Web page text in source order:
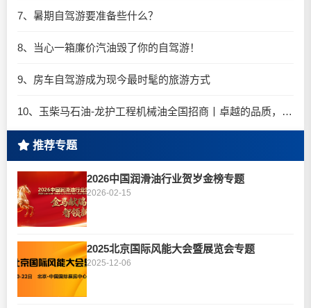
7、暑期自驾游要准备些什么？
8、当心一箱廉价汽油毁了你的自驾游！
9、房车自驾游成为现今最时髦的旅游方式
10、玉柴马石油-龙护工程机械油全国招商丨卓越的品质，专业的品牌！
推荐专题
2026中国润滑油行业贺岁金榜专题
2026-02-15
2025北京国际风能大会暨展览会专题
2025-12-06